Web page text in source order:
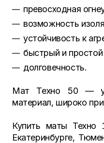
превосходная
возможность
устойчивость к
быстрый и
долговечность.
Мат Техно 50 —
материал, широко
Купить маты Техно
Екатеринбурге,